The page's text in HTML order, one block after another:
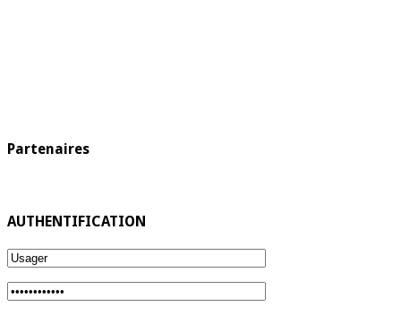
Partenaires
AUTHENTIFICATION